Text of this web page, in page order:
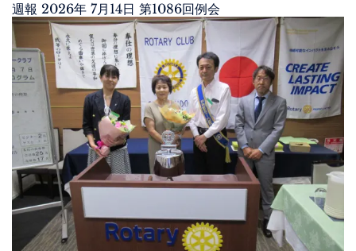
週報 2026年 7月14日 第1086回例会